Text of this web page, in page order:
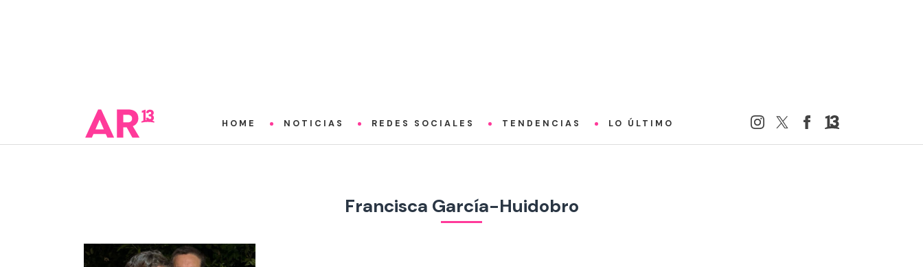
HOME NOTICIAS REDES SOCIALES TENDENCIAS LO ÚLTIMO
Francisca García-Huidobro